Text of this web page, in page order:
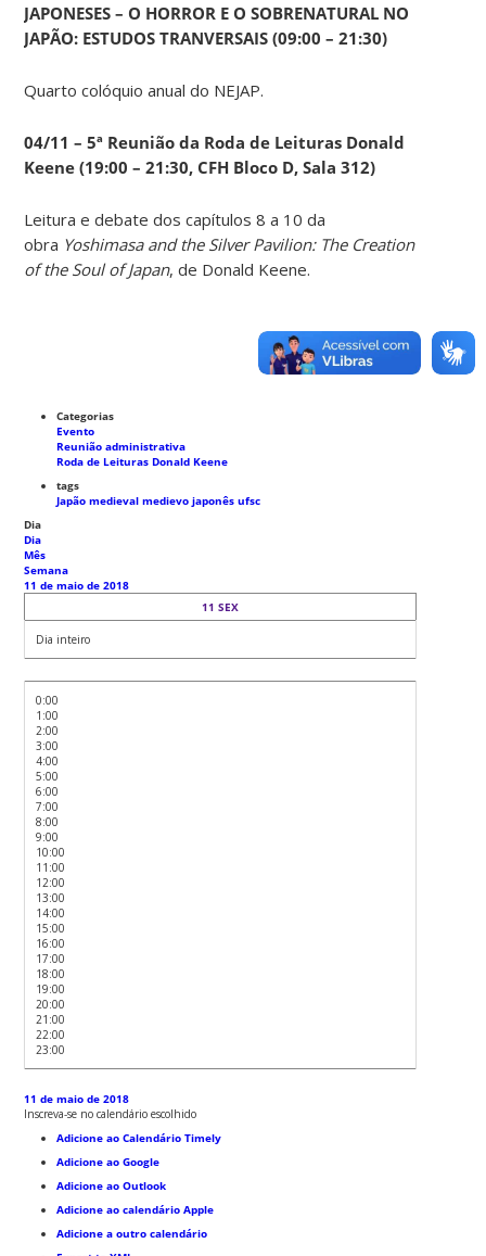
JAPONESES – O HORROR E O SOBRENATURAL NO
JAPÃO: ESTUDOS TRANVERSAIS (09:00 – 21:30)
Quarto colóquio anual do NEJAP.
04/11 – 5ª Reunião da Roda de Leituras Donald
Keene (19:00 – 21:30, CFH Bloco D, Sala 312)
Leitura e debate dos capítulos 8 a 10 da
obra Yoshimasa and the Silver Pavilion: The Creation
of the Soul of Japan, de Donald Keene.
Categorias
Evento
Reunião administrativa
Roda de Leituras Donald Keene
tags
Japão medievalmedievo japonêsufsc
Dia
Dia
Mês
Semana
11 de maio de 2018
11 SEX
Dia inteiro
0:00
1:00
2:00
3:00
4:00
5:00
6:00
7:00
8:00
9:00
10:00
11:00
12:00
13:00
14:00
15:00
16:00
17:00
18:00
19:00
20:00
21:00
22:00
23:00
11 de maio de 2018
Inscreva-se no calendário escolhido
Adicione ao Calendário Timely
Adicione ao Google
Adicione ao Outlook
Adicione ao calendário Apple
Adicione a outro calendário